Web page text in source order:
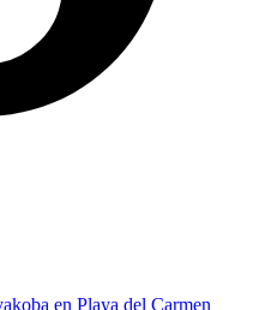
en Playa del Carmen